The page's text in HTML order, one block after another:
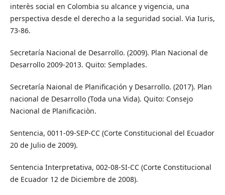
interès social en Colombia su alcance y vigencia, una
perspectiva desde el derecho a la seguridad social. Via Iuris,
73-86.
Secretaría Nacional de Desarrollo. (2009). Plan Nacional de
Desarrollo 2009-2013. Quito: Semplades.
Secretaría Naional de Planificación y Desarrollo. (2017). Plan
nacional de Desarrollo (Toda una Vida). Quito: Consejo
Nacional de Planificaciòn.
Sentencia, 0011-09-SEP-CC (Corte Constitucional del Ecuador
20 de Julio de 2009).
Sentencia Interpretativa, 002-08-SI-CC (Corte Constitucional
de Ecuador 12 de Diciembre de 2008).